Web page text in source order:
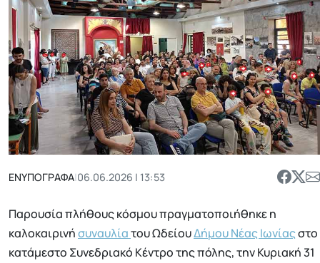
ΕΝΥΠΟΓΡΑΦΑ|06.06.2026 | 13:53
Παρουσία πλήθους κόσμου πραγματοποιήθηκε η
καλοκαιρινήσυναυλίατου ΩδείουΔήμου Νέας Ιωνίαςστο
κατάμεστο Συνεδριακό Κέντρο της πόλης, την Κυριακή 31